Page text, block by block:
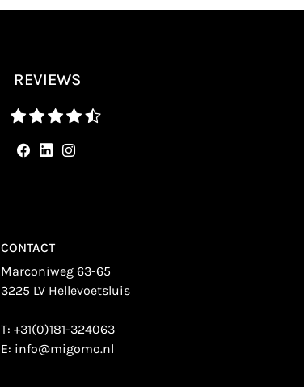
REVIEWS
CONTACT
Marconiweg 63-65
3225 LV Hellevoetsluis
T:+31(0)181-324063
E: info@migomo.nl